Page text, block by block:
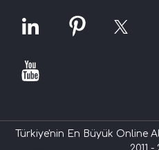
Türkiye'nin En Büyük Online